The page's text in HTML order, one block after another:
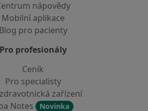
nápovědy
Mobilní aplikace
Blog pro pacienty
Pro profesionály
Ceník
Pro specialisty
zařízení
Notes
Novinka